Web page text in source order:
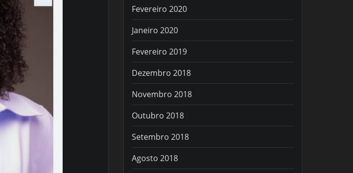
Fevereiro 2020
Janeiro 2020
Fevereiro 2019
Dezembro 2018
Novembro 2018
Outubro 2018
Setembro 2018
Agosto 2018